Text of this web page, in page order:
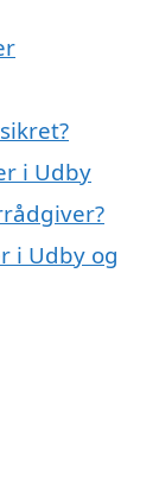
i Udby
i Udby og